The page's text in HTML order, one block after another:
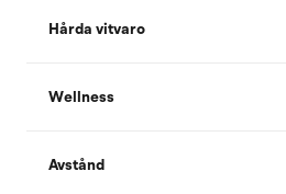
Hårda vitvaro
Wellness
Avstånd